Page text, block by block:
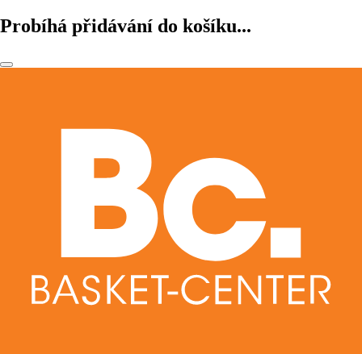
Probíhá přidávání do košíku...